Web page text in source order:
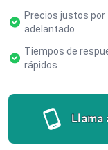
Precios justos por
adelantado
Tiempos de
rápidos
Llama